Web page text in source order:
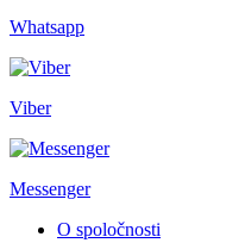
Whatsapp
Viber
Messenger
O spoločnosti